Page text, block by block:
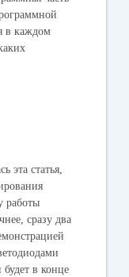
в каждом
эта статья,
работы
сразу два
в конце